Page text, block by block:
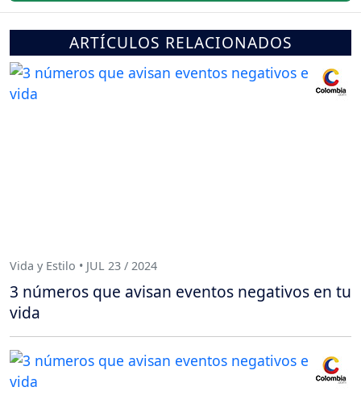
ARTÍCULOS RELACIONADOS
Vida y Estilo • JUL 23 / 2024
3 números que avisan eventos negativos en tu
vida